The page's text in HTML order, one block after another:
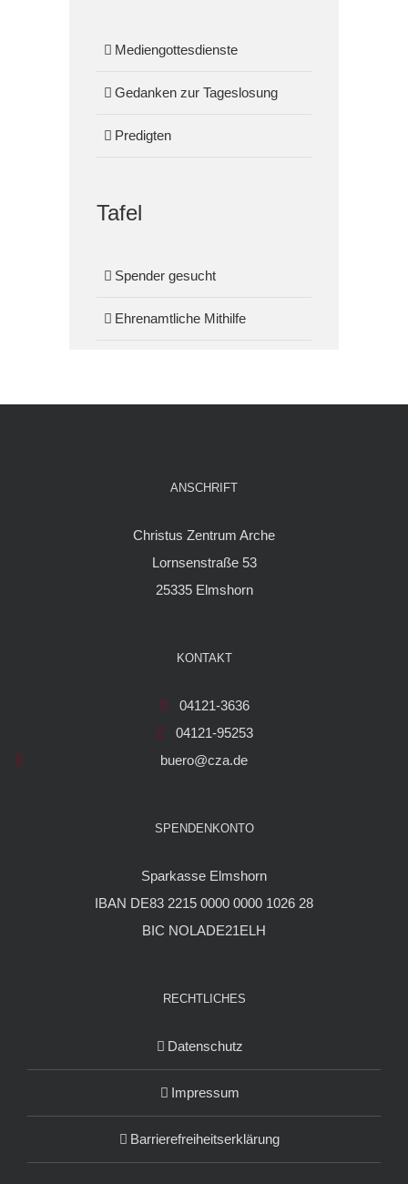
Mediengottesdienste
Gedanken zur Tageslosung
Predigten
Tafel
Spender gesucht
Ehrenamtliche Mithilfe
ANSCHRIFT
Christus Zentrum Arche
Lornsenstraße 53
25335 Elmshorn
KONTAKT
04121-3636
04121-95253
buero@cza.de
SPENDENKONTO
Sparkasse Elmshorn
IBAN DE83 2215 0000 0000 1026 28
BIC NOLADE21ELH
RECHTLICHES
Datenschutz
Impressum
Barrierefreiheitserklärung